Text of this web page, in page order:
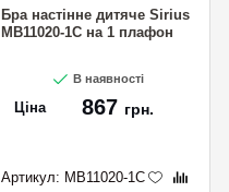
Бра настінне дитяче Sirius
MB11020-1C на 1 плафон
В наявності
Ціна 867 грн.
Артикул: MB11020-1C